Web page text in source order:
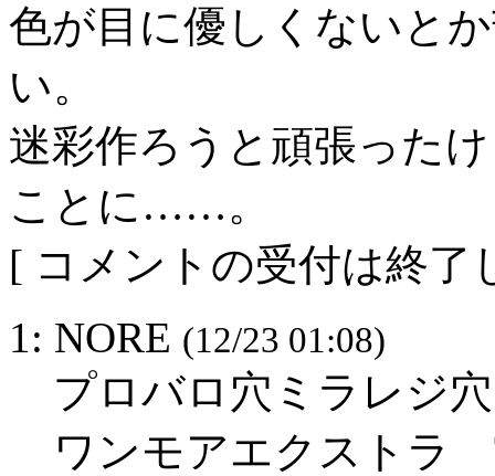
色が目に優しくないと
い。
迷彩作ろうと頑張った
ことに……。
[ コメントの受付は終了
1: NORE (12/23 01:08)
プロバロ穴ミラレジ
ワンモアエクストラ